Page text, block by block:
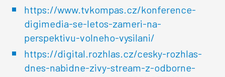
https://www.tvkompas.cz/konference-
digimedia-se-letos-zameri-na-
perspektivu-volneho-vysilani/
https://digital.rozhlas.cz/cesky-rozhlas-
dnes-nabidne-zivy-stream-z-odborne-